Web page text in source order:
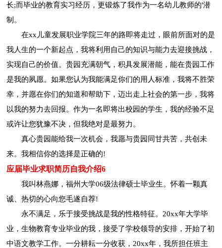
长;而毕业的教育实习经历，更锻炼了我作为一名幼儿教师的'潜
制。
在xx儿童发展职业学院三年的路即将走过，眼前所面对的是
我人生的一个新起点，我将利用自己的知识与能力去迎接挑战，
实现自己的价值。贵园充满朝气，积具发展潜能，能在贵园工作
是我的夙愿。如果您认为我能满足你们的用人标准，我将不胜荣
幸，并愿在你们的知道和帮助下，迈出走上社会的第一步，我将
以我的努力去回报。作为一名即将出校园的学生，我的经验不足
或许让您犹豫不决，但我绝对是最努力。
真心贵园能给我一次机会，我愿与贵园同甘共苦，共创未
来。我相信你的选择是正确的!
应届毕业求职简历自我介绍6
我叫林燕娜，福州大学06级法律硕士毕业生。怀着一颗真
诚、热切的心向您毛遂自荐!
永不满足，乐于接受挑战是我的性格特征。20xx年大学毕
业，生物教育专业毕业的我，接受了学校领导的安排，开始了初
中语文教学工作。一分耕耘一分收获，20xx年，我所担任班主